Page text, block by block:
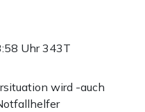
Uhr343T
wird -auch